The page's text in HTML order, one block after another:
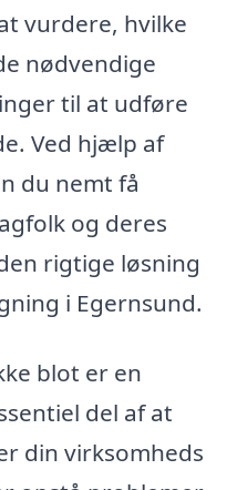
vurdere, hvilke
nødvendige
til at udføre
Ved hjælp af
du nemt få
og deres
rigtige løsning
i Egernsund.
blot er en
del af at
din virksomheds